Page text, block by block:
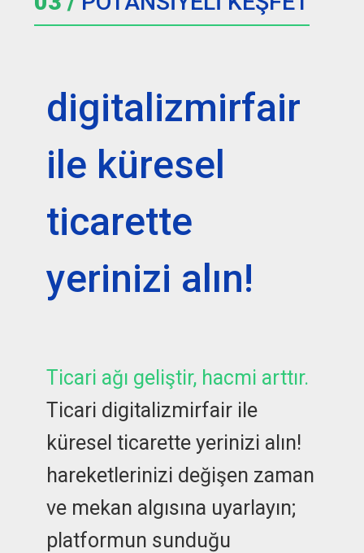
digitalizmirfair
ile küresel
ticarette
yerinizi alın!
Ticari ağı geliştir, hacmi arttır.
Ticari digitalizmirfair ile
küresel ticarette yerinizi alın!
hareketlerinizi değişen zaman
ve mekan algısına uyarlayın;
platformun sunduğu